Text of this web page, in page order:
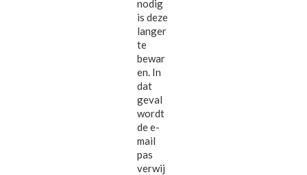
nodig
is deze
langer
te
bewar
en. In
dat
geval
wordt
de e-
mail
pas
verwij